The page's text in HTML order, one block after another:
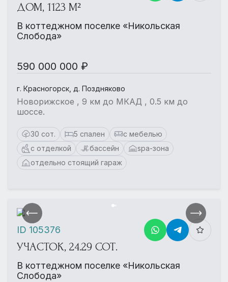
ДОМ, 1123 М²
В коттеджном поселке «Никольская
Слобода»
590 000 000 ₽
г. Красногорск, д. Поздняково
Новорижское , 9 км до МКАД , 0.5 км до
шоссе.
30 сот. 5 спален
с мебелью
с отделкой
бассейн
spa-зона
отдельно стоящий гараж
УЧАСТОК, 24.29 СОТ.
В коттеджном поселке «Никольская
Слобода»
ID 105376